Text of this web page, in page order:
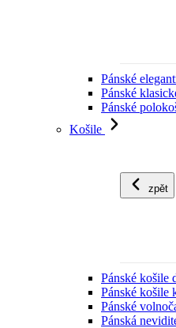
Pánské
Pánské
Pánské
Košile
zpět
Pánské košile
Pánské košile
Pánské
Pánská